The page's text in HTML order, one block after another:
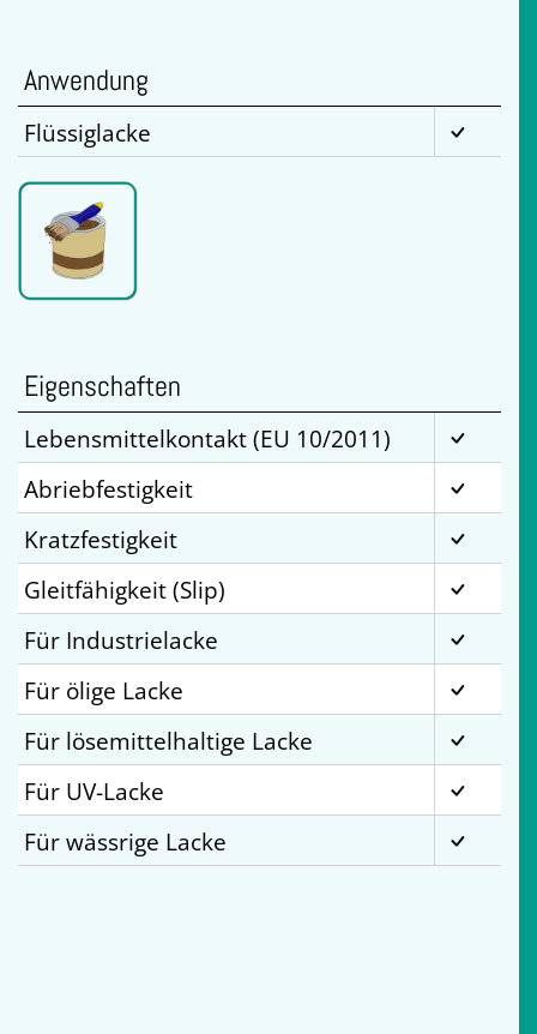
Anwendung
Flüssiglacke
Eigenschaften
Lebensmittelkontakt (EU 10/2011)
Abriebfestigkeit
Kratzfestigkeit
Gleitfähigkeit (Slip)
Für Industrielacke
Für ölige Lacke
Für lösemittelhaltige Lacke
Für UV-Lacke
Für wässrige Lacke